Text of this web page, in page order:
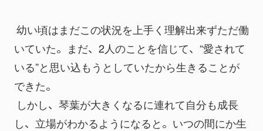
幼い頃はまだこの状況を上手く理解出来ずただ働
いていた。まだ、2人のことを信じて、“愛されて
いる”と思い込もうとしていたから生きることが
できた。
しかし、琴葉が大きくなるに連れて自分も成長
し、立場がわかるようになると。いつの間にか生